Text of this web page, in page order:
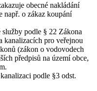
obecné nakládání
např. o zákaz koupání
podle § 22 Zákona
kanalizacích pro veřejnou
(zákon o vodovodech
předpisů na území obce,
podle §3 odst.